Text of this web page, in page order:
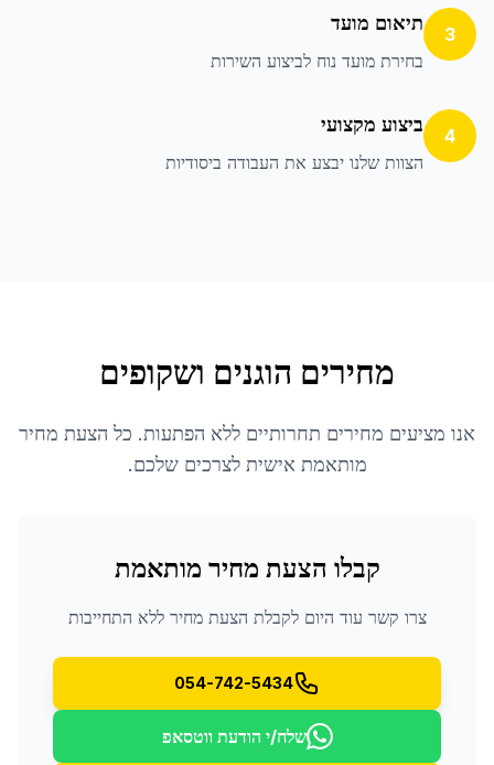
3 תיאום מועד
בחירת מועד נוח לביצוע השירות
4 ביצוע מקצועי
הצוות שלנו יבצע את העבודה ביסודיות
מחירים הוגנים ושקופים
אנו מציעים מחירים תחרותיים ללא הפתעות. כל הצעת מחיר
מותאמת אישית לצרכים שלכם.
קבלו הצעת מחיר מותאמת
צרו קשר עוד היום לקבלת הצעת מחיר ללא התחייבות
054-742-5434
שלח/י הודעת ווטסאפ